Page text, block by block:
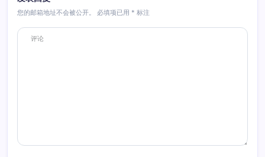
您的邮箱地址不会被公开。 必填项已用 * 标注